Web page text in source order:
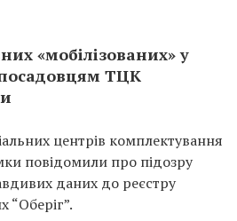
«мобілізованих» у
посадовцям ТЦК
центрів комплектування
повідомили про підозру
даних до реєстру
“Оберіг”.